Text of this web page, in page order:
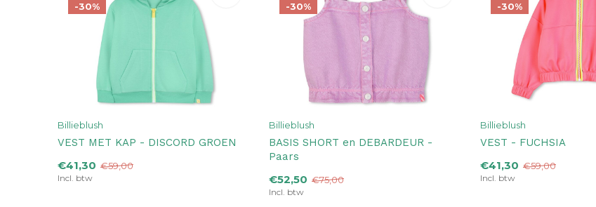
-30%
Billieblush
VEST MET KAP - DISCORD GROEN
€41,30 €59,00
Incl. btw
-30%
Billieblush
BASIS SHORT en DEBARDEUR -
Paars
€52,50 €75,00
Incl. btw
-30%
Billieblush
VEST - FUCHSIA
€41,30 €59,00
Incl. btw